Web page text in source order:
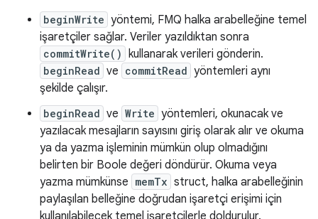
beginWrite yöntemi, FMQ halka arabelleğine temel
işaretçiler sağlar. Veriler yazıldıktan sonra
commitWrite() kullanarak verileri gönderin.
beginRead ve commitRead yöntemleri aynı
şekilde çalışır.
beginRead ve Write yöntemleri, okunacak ve
yazılacak mesajların sayısını giriş olarak alır ve okuma
ya da yazma işleminin mümkün olup olmadığını
belirten bir Boole değeri döndürür. Okuma veya
yazma mümkünse memTx struct, halka arabelleğinin
paylaşılan belleğine doğrudan işaretçi erişimi için
kullanılabilecek temel işaretçilerle doldurulur.